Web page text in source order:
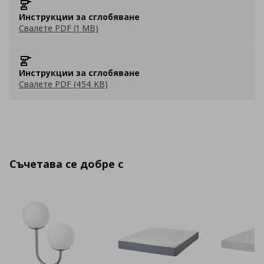
Инструкции за сглобяване
Свалете PDF (1 MB)
Инструкции за сглобяване
Свалете PDF (454 KB)
Съчетава се добре с